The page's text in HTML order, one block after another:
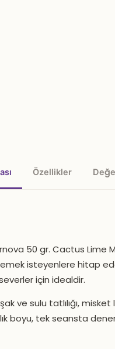
Özellikler
50 gr. Cactus Lime
isteyenlere hitap
için idealdir.
ve sulu tatlılığı,
boyu, tek seansta